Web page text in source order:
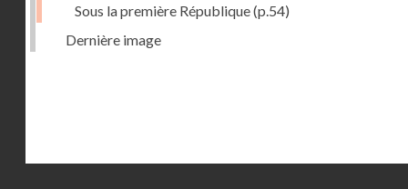
Sous la première République(p.54)
Dernière image